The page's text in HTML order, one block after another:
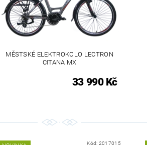
MĚSTSKÉ ELEKTROKOLO LECTRON
CITANA MX
33 990 Kč
Kód: 2017015